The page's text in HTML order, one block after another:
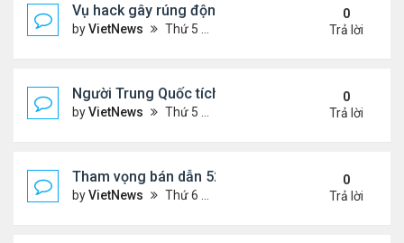
Vụ hack gây rúng động Australia
byVietNews Thứ 5 Tháng 9 29, 2022 4:48 pm
0
Trả lời
Người Trung Quốc tích cực mua bán đồ hiệu cũ
byVietNews Thứ 5 Tháng 9 29, 2022 4:43 pm
0
Trả lời
Tham vọng bán dẫn 52 tỷ USD 'khó nhằn' của Mỹ
byVietNews Thứ 6 Tháng 8 19, 2022 5:14 pm
0
Trả lời